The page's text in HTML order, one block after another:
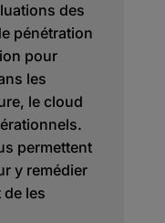
des
pénétration
pour
les
le cloud
permettent
y remédier
les